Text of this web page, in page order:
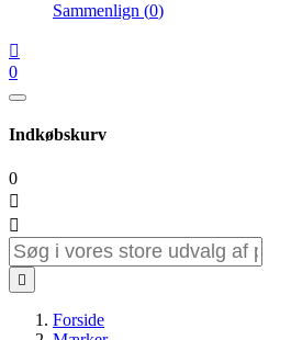
Sammenlign (0)

0
Indkøbskurv
0



Forside